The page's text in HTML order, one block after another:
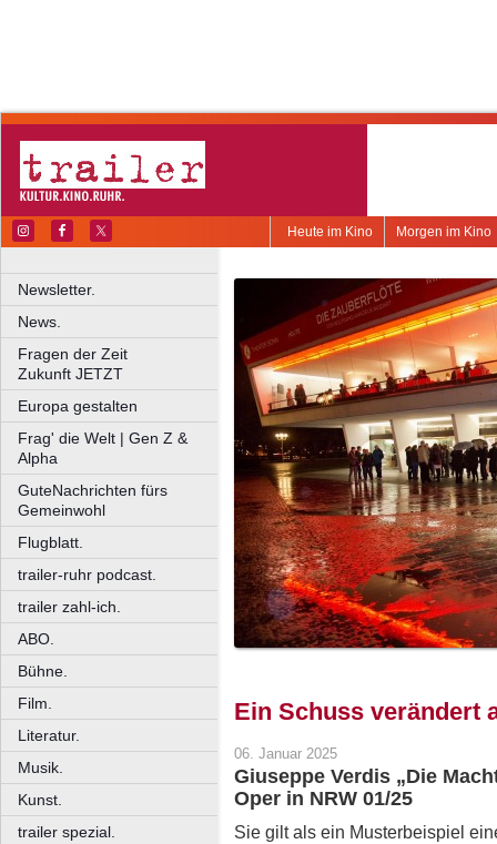
Morgen im Kino
Heute im Kino
Newsletter.
News.
Fragen der Zeit
Zukunft JETZT
Europa gestalten
Frag' die Welt | Gen Z &
Alpha
GuteNachrichten fürs
Gemeinwohl
Flugblatt.
trailer-ruhr podcast.
trailer zahl-ich.
ABO.
Bühne.
Film.
Literatur.
Musik.
Kunst.
trailer spezial.
Ein Schuss verändert
06. Januar 2025
Giuseppe Verdis „Die
Oper in NRW 01/25
Sie gilt als ein Musterbeispiel